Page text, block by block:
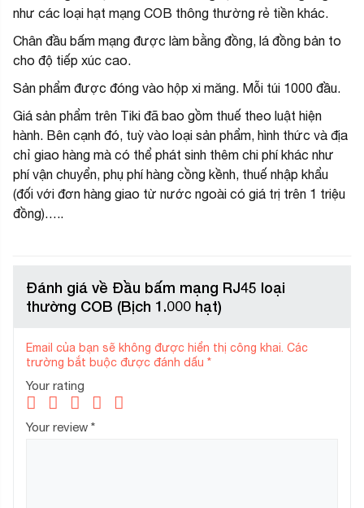
như các loại hạt mạng COB thông thường rẻ tiền khác.
Chân đầu bấm mạng được làm bằng đồng, lá đồng bản to
cho độ tiếp xúc cao.
Sản phẩm được đóng vào hộp xi măng. Mỗi túi 1000 đầu.
Giá sản phẩm trên Tiki đã bao gồm thuế theo luật hiện
hành. Bên cạnh đó, tuỳ vào loại sản phẩm, hình thức và địa
chỉ giao hàng mà có thể phát sinh thêm chi phí khác như
phí vận chuyển, phụ phí hàng cồng kềnh, thuế nhập khẩu
(đối với đơn hàng giao từ nước ngoài có giá trị trên 1 triệu
đồng)…..
Đánh giá về Đầu bấm mạng RJ45 loại
thường COB (Bịch 1.000 hạt)
Email của bạn sẽ không được hiển thị công khai. Các
trường bắt buộc được đánh dấu *
Your rating
Your review *